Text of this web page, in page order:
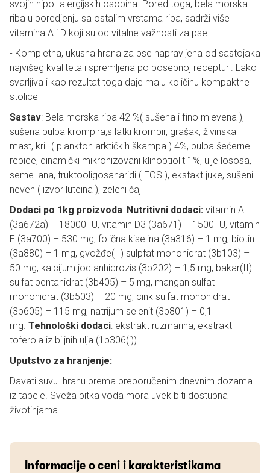
svojih hipo- alergijskih osobina. Pored toga, bela morska
riba u poredjenju sa ostalim vrstama riba, sadrži više
vitamina A i D koji su od vitalne važnosti za pse.
- Kompletna, ukusna hrana za pse napravljena od sastojaka
najvišeg kvaliteta i spremljena po posebnoj recepturi. Lako
svarljiva i kao rezultat toga daje malu količinu kompaktne
stolice
Sastav: Bela morska riba 42 %( sušena i fino mlevena ),
sušena pulpa krompira,s latki krompir, grašak, živinska
mast, krill ( plankton arktičkih škampa ) 4%, pulpa šećerne
repice, dinamički mikronizovani klinoptiolit 1%, ulje lososa,
seme lana, fruktooligosaharidi ( FOS ), ekstakt juke, sušeni
neven ( izvor luteina ), zeleni čaj
Dodaci po 1kg proizvoda: Nutritivni dodaci: vitamin A
(3a672a) – 18000 IU, vitamin D3 (3a671) – 1500 IU, vitamin
E (3a700) – 530 mg, folična kiselina (3a316) – 1 mg, biotin
(3a880) – 1 mg, gvožđe(II) sulpfat monohidrat (3b103) –
50 mg, kalcijum jod anhidrozis (3b202) – 1,5 mg, bakar(II)
sulfat pentahidrat (3b405) – 5 mg, mangan sulfat
monohidrat (3b503) – 20 mg, cink sulfat monohidrat
(3b605) – 115 mg, natrijum selenit (3b801) – 0,1
mg. Tehnološki dodaci: ekstrakt ruzmarina, ekstrakt
toferola iz biljnih ulja (1b306(i)).
Uputstvo za hranjenje:
Davati suvu hranu prema preporučenim dnevnim dozama
iz tabele. Sveža pitka voda mora uvek biti dostupna
životinjama.
Informacije o ceni i karakteristikama